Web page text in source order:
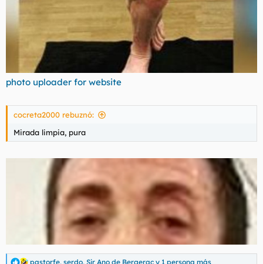
photo uploader for website
cocreta2000 rebuznó:
Mirada limpia, pura
pastorfe, serdo, Sir Ano de Bergerac y 1 persona más